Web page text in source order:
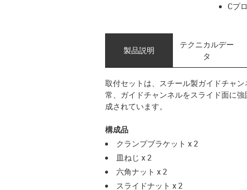
Cプ
製品説明
テクニカルデー
タ
取付セットは、スチール製ガイドチャ
常、ガイドチャンネルをスライド面に
成されています。
構成品
クランプブラケット x 2
皿ねじ x 2
六角ナット x 2
スライドナット x 2